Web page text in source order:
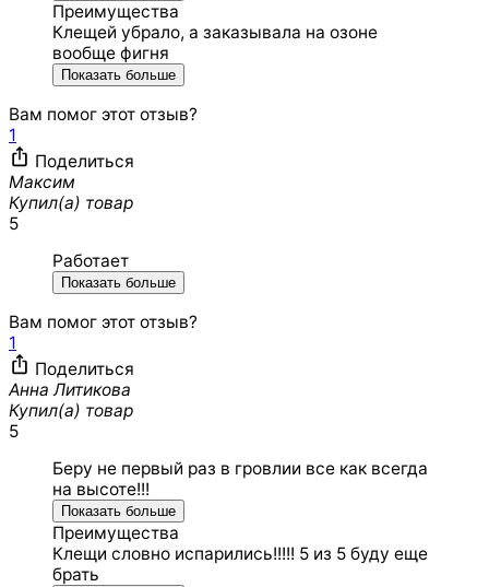
Преимущества
Клещей убрало, а заказывала на озоне
вообще фигня
Показать больше
Вам помог этот отзыв?
1
Поделиться
Максим
Купил(а) товар
5
Работает
Показать больше
Вам помог этот отзыв?
1
Поделиться
Анна Литикова
Купил(а) товар
5
Беру не первый раз в гровлии все как всегда
на высоте!!!
Показать больше
Преимущества
Клещи словно испарились!!!!! 5 из 5 буду еще
брать